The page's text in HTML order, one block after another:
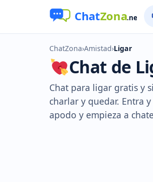
ChatZona›Amistad›Ligar
Chat de
Chat para ligar gratis y
charlar y quedar. Entra
apodo y empieza a